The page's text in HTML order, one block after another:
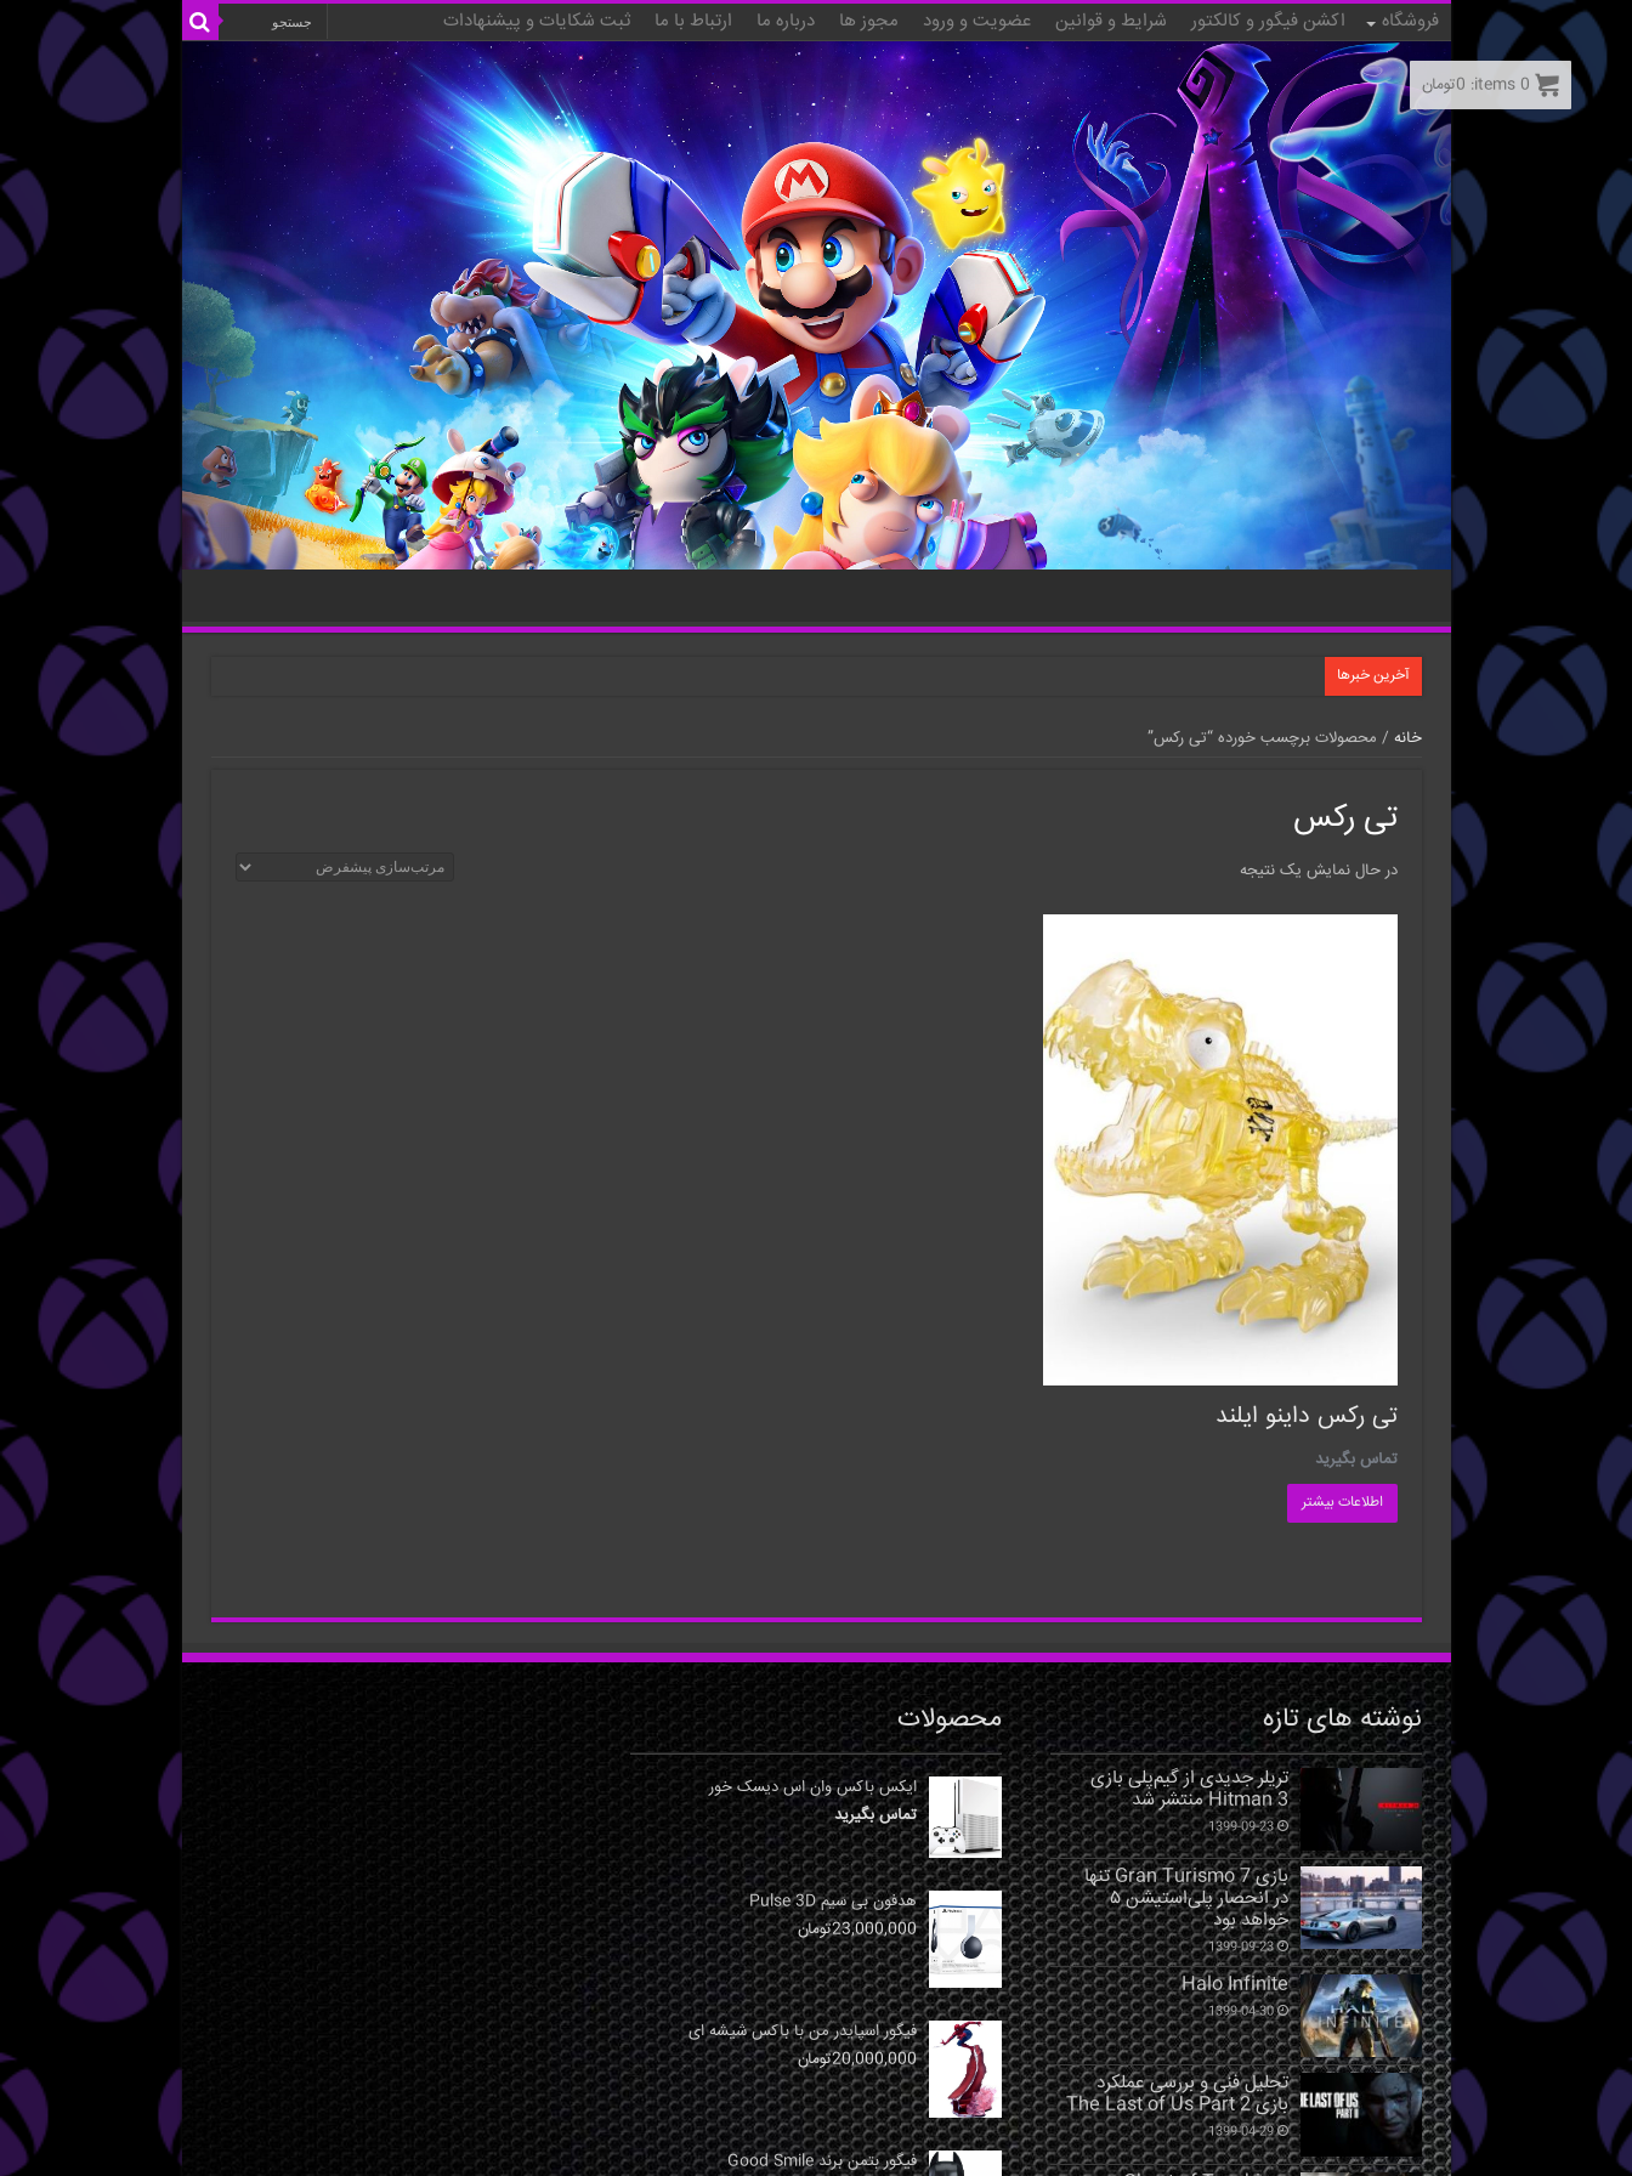
فروشگاه اکشن فیگور و کالکتور شرایط و قوانین عضویت و ورود مجوز ها درباره ما ارتباط با ما ثبت شکایات و پیشنهادات
آخرین خبرها
خانه / محصولات برچسب خورده “تی رکس”
تی رکس
در حال نمایش یک نتیجه
تی رکس داینو ایلند
تماس بگیرید
اطلاعات بیشتر
نوشته های تازه
تریلر جدیدی از گیم‌پلی بازی
Hitman 3 منتشر شد
1399-09-23
بازی Gran Turismo 7 تنها
در انحصار پلی‌استیشن ۵
خواهد بود
1399-09-23
Halo Infinite
1399-04-30
تحلیل فنی و بررسی عملکرد
بازی The Last of Us Part 2
1399-04-29
محصولات
ایکس باکس وان اس دیسک خور
تماس بگیرید
هدفون بی سیم Pulse 3D
23,000,000تومان
فیگور اسپایدر من با باکس شیشه ای
20,000,000تومان
فیگور بتمن برند Good Smile
0
items:
0تومان